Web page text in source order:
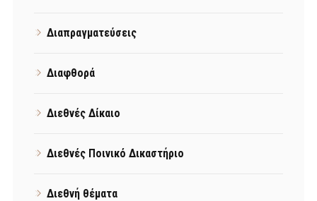
Διαπραγματεύσεις
Διαφθορά
Διεθνές Δίκαιο
Διεθνές Ποινικό Δικαστήριο
Διεθνή θέματα